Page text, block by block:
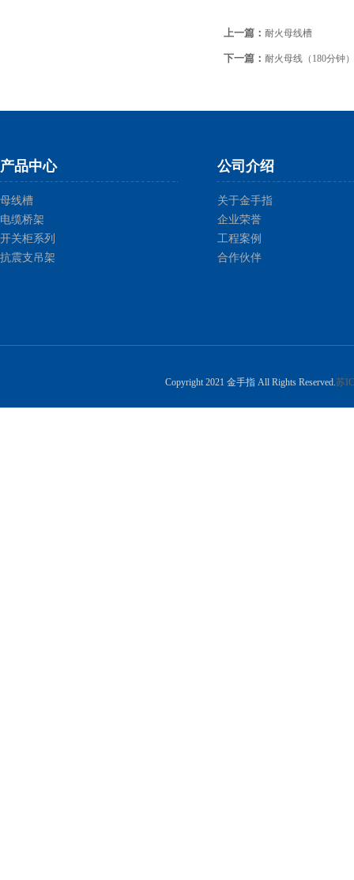
上一篇： 耐火母线槽
下一篇： 耐火母线（180分钟）
产品中心
母线槽
电缆桥架
开关柜系列
抗震支吊架
公司介绍
关于金手指
企业荣誉
工程案例
合作伙伴
Copyright 2021 金手指 All Rights Reserved.苏